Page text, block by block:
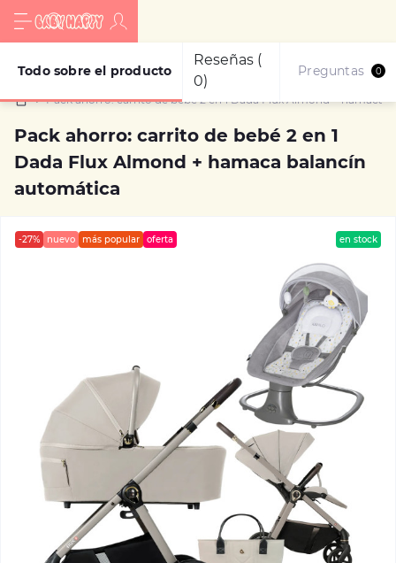
Pack ahorro: carrito de bebé 2 en 1 Dada Flux Almond + hamaca
Pack ahorro: carrito de bebé 2 en 1
Dada Flux Almond + hamaca balancín
automática
Todo sobre el producto
Reseñas (
0)
Preguntas 0
-27% nuevo más popular oferta en stock